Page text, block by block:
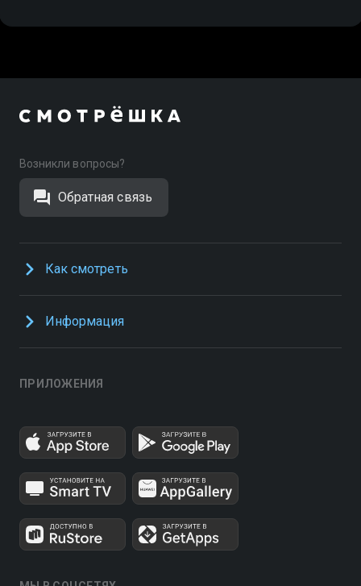
Возникли вопросы?
Обратная связь
Как смотреть
Информация
ПРИЛОЖЕНИЯ